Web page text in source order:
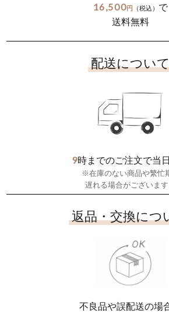
16,500円 （税込） で
送料無料
配送につい
9時までのご注文で当
※在庫のない商品や繁忙
遅れる場合がございます
返品・交換につ
不良品や誤配送の場